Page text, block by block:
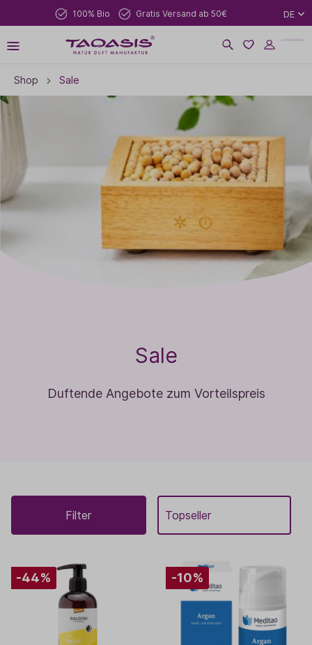
100% Bio Gratis Versand ab 50€ DE
Shop Sale
Sale
Duftende Angebote zum Vorteilspreis
Filter
-44% -10%